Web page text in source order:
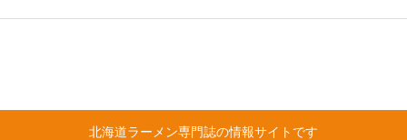
北海道ラーメン専門誌の情報サイトです